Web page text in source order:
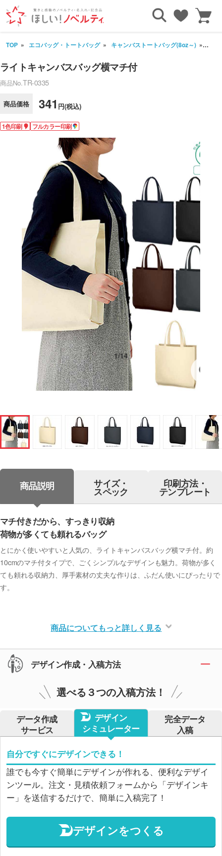
TOP エコバッグ・トートバッグ キャンバストートバッグ(8oz～) ライ
ライトキャンバスバッグ横マチ付
商品No.TR-0335
商品価格 341 円(税込)
1色印刷 フルカラー印刷
1/14
商品説明 サイズ・
スペック
印刷方法・
テンプレート
マチ付きだから、すっきり収納
荷物が多くても頼れるバッグ
とにかく使いやすいと人気の、ライトキャンバスバッグ横マチ付。約
10cmのマチ付タイプで、ごくシンプルなデザインも魅力。荷物が多く
ても頼れる収納力、厚手素材の丈夫な作りは、ふだん使いにぴったりで
す。
商品についてもっと詳しく見る
デザイン作成・入稿方法
選べる３つの入稿方法！
データ作成
サービス
デザイン
シミュレーター
完全データ
入稿
自分ですぐにデザインできる！
誰でも今すぐ簡単にデザインが作れる、便利なデザイ
ンツール。注文・見積依頼フォームから「デザインキ
ー」を送信するだけで、簡単に入稿完了！
デザインをつくる